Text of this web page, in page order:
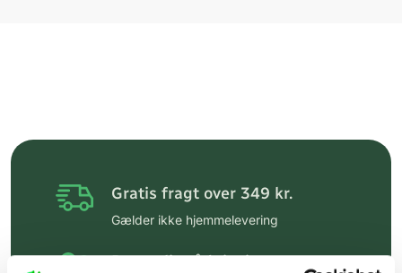
Gratis fragt over 349 kr.
Gælder ikke hjemmelevering
Personlig rådgivning